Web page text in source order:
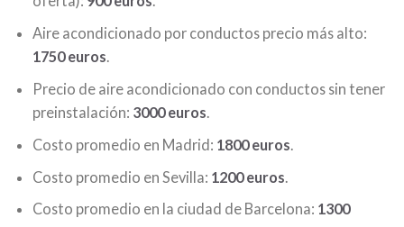
Aire acondicionado por conductos precio más alto:
1750 euros.
Precio de aire acondicionado con conductos sin tener
preinstalación: 3000 euros.
Costo promedio en Madrid: 1800 euros.
Costo promedio en Sevilla: 1200 euros
Costo promedio en la ciudad de Barcelona: 1300